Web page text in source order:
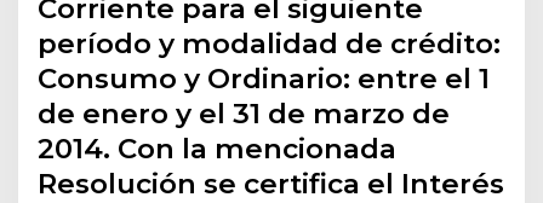
Corriente para el siguiente
período y modalidad de crédito:
Consumo y Ordinario: entre el 1
de enero y el 31 de marzo de
2014. Con la mencionada
Resolución se certifica el Interés